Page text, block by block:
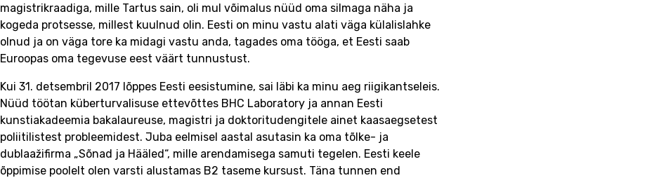
magistrikraadiga, mille Tartus sain, oli mul võimalus nüüd oma silmaga näha ja
kogeda protsesse, millest kuulnud olin. Eesti on minu vastu alati väga külalislahke
olnud ja on väga tore ka midagi vastu anda, tagades oma tööga, et Eesti saab
Euroopas oma tegevuse eest väärt tunnustust.
Kui 31. detsembril 2017 lõppes Eesti eesistumine, sai läbi ka minu aeg riigikantseleis.
Nüüd töötan küberturvalisuse ettevõttes BHC Laboratory ja annan Eesti
kunstiakadeemia bakalaureuse, magistri ja doktoritudengitele ainet kaasaegsetest
poliitilistest probleemidest. Juba eelmisel aastal asutasin ka oma tõlke- ja
dublaažifirma „Sõnad ja Hääled“, mille arendamisega samuti tegelen. Eesti keele
õppimise poolelt olen varsti alustamas B2 taseme kursust. Täna tunnen end